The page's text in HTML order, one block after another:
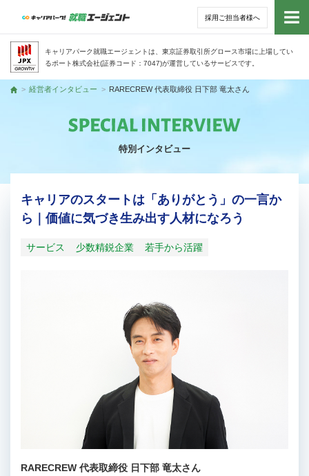
採用ご担当者様へ
キャリアパーク就職エージェントは、東京証券取引所グロース市場に上場してい
るポート株式会社(証券コード：7047)が運営しているサービスです。
トッ
トップ
経営者インタビュー RARECREW 代表取締役 日下部 竜太さん
特別インタビュー
キャリアのスタートは「ありがとう」の一言か
ら｜価値に気づき生み出す人材になろう
サービス 少数精鋭企業 若手から活躍
RARECREW 代表取締役 日下部 竜太さん